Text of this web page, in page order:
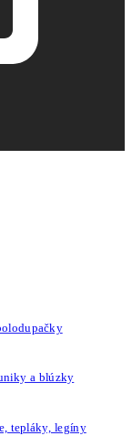
a blúzky
tepláky, legíny